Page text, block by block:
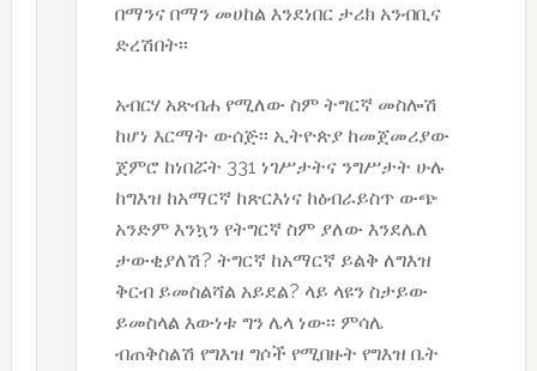
በማንና በማን መሀከል እንደነበር ታሪክ አንብቢና
ድረሽበት፡፡
አብርሃ አጽብሐ የሚለው ስም ትግርኛ መስሎሽ
ከሆነ እርማት ውሰጅ፡፡ ኢትዮጵያ ከመጀመሪያው
ጀምሮ ከነበሯት 331 ነገሥታትና ንግሥታት ሁሉ
ከግእዝ ከአማርኛ ከጽርእነና ከዕብራይስጥ ውጭ
አንድም እንኳን የትግርኛ ስም ያለው እንደሌለ
ታውቂያለሽ? ትግርኛ ከአማርኛ ይልቅ ለግእዝ
ቅርብ ይመስልሻል አይደል? ላይ ላዩን ስታይው
ይመስላል እውነቱ ግን ሌላ ነው፡፡ ምሳሌ
ብጠቅስልሽ የግእዝ ግሶች የሚበዙት የግእዝ ቤት